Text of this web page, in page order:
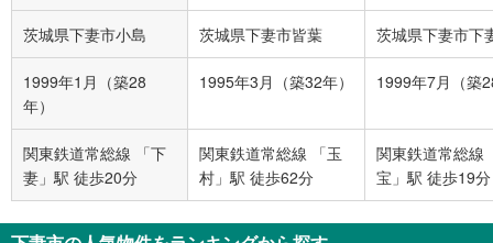
茨城県下妻市小島 茨城県下妻市皆葉 茨城県下妻市下
1999年1月（築28
年）
1995年3月（築32年） 1999年7月（築
関東鉄道常総線 「下
妻」駅 徒歩20分
関東鉄道常総線 「玉
村」駅 徒歩62分
関東鉄道常総線
宝」駅 徒歩19分